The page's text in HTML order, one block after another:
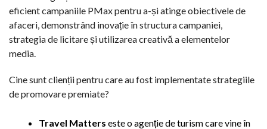
eficient campaniile PMax pentru a-și atinge obiectivele de
afaceri, demonstrând inovație în structura campaniei,
strategia de licitare și utilizarea creativă a elementelor
media.
Cine sunt clienții pentru care au fost implementate strategiile
de promovare premiate?
Travel Matters este o agenție de turism care vine în